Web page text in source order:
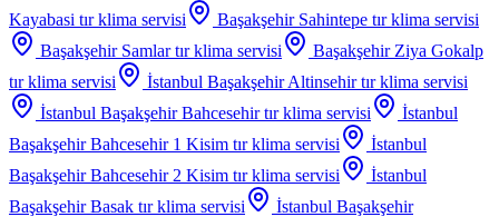
Kayabasi tır klima servisi Başakşehir Sahintepe tır klima servisi
Başakşehir Samlar tır klima servisi
Başakşehir Ziya Gokalp
tır klima servisi
İstanbul Başakşehir Altinsehir tır klima servisi
İstanbul Başakşehir Bahcesehir tır klima servisi
İstanbul
Başakşehir Bahcesehir 1 Kisim tır klima servisi
İstanbul
Başakşehir Bahcesehir 2 Kisim tır klima servisi
İstanbul
Başakşehir Basak tır klima servisi
İstanbul Başakşehir